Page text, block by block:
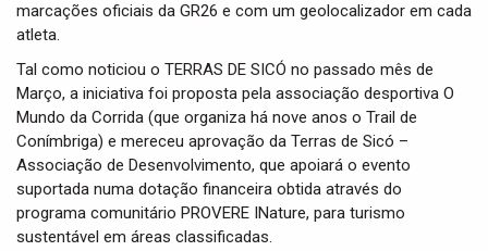
marcações oficiais da GR26 e com um geolocalizador em cada
atleta.
Tal como noticiou o TERRAS DE SICÓ no passado mês de
Março, a iniciativa foi proposta pela associação desportiva O
Mundo da Corrida (que organiza há nove anos o Trail de
Conímbriga) e mereceu aprovação da Terras de Sicó –
Associação de Desenvolvimento, que apoiará o evento
suportada numa dotação financeira obtida através do
programa comunitário PROVERE INature, para turismo
sustentável em áreas classificadas.